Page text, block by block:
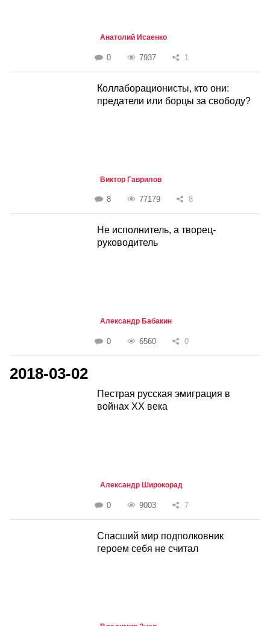
Анатолий Исаенко
0 7937 1
Коллаборационисты, кто они:
предатели или борцы за свободу?
Виктор Гаврилов
8 77179 8
Не исполнитель, а творец-
руководитель
Александр Бабакин
0 6560 0
2018-03-02
Пестрая русская эмиграция в
войнах ХХ века
Александр Широкорад
0 9003 7
Спасший мир подполковник
героем себя не считал